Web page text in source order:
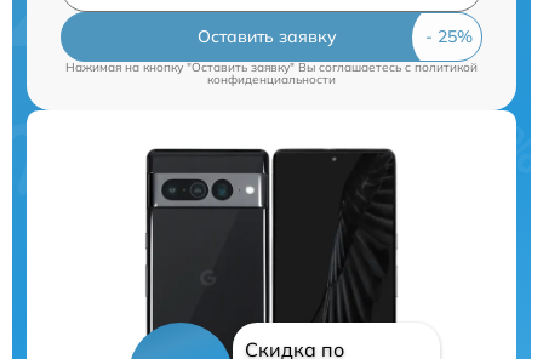
Оставить заявку
Нажимая на кнопку "Оставить заявку" Вы соглашаетесь c политикой
конфиденциальности
Скидка по